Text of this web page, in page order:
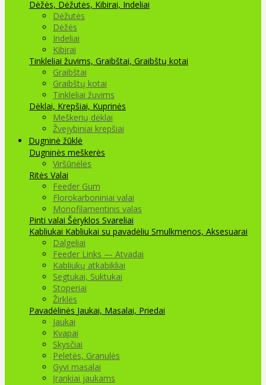
Dėžės, Dėžutės, Kibirai, Indeliai
Dėžutės
Dėžės
Indeliai
Kibirai
Tinkleliai žuvims, Graibštai, Graibštų kotai
Graibštai
Graibštų kotai
Tinkleliai žuvims
Dėklai, Krepšiai, Kuprinės
Meškerių dėklai
Žvejybiniai krepšiai
Dugninė žūklė
Dugninės meškerės
Viršūnėlės
Ritės Valai
Feeder Gum
Florokarboniniai valai
Monofilamentinis valas
Pinti valai Šėryklos Svareliai
Kabliukai Kabliukai su pavadėliu Smulkmenos, Aksesuarai
Dalgeliai
Feeder Links — Atvadai
Kabliukų atkabikliai
Segtukai, Suktukai
Stoperiai
Žirklės
Pavadėlinės Jaukai, Masalai, Priedai
Jaukai
Kvapai
Skysčiai
Peletės, Granulės
Gyvi masalai
Įrankiai jaukams